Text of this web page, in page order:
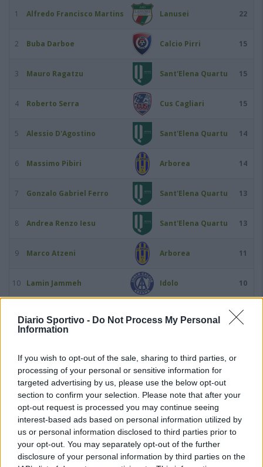
Diario Sportivo - Do Not Process My Personal
Information
If you wish to opt-out of the sale, sharing to third parties, or
processing of your personal or sensitive information for
targeted advertising by us, please use the below opt-out
section to confirm your selection. Please note that after your
opt-out request is processed you may continue seeing
interest-based ads based on personal information utilized by
us or personal information disclosed to third parties prior to
your opt-out. You may separately opt-out of the further
disclosure of your personal information by third parties on the
1 Alfredo Francisco Martins Lanusei 22
2 Buba Darboe Calcio Pirri 15
3 Mauro Ragatzu Sant'Elena Quartu 15
4 Roberto Serra Cus Cagliari 15
5 Alessio D'Agostino Sant'Elena Quartu 14
6 Massimo Pibiri Arborea 14
7 Gonzalo Gabriel Ferro Sant'Elena Quartu 13
8 Andrea Renzo Iesu Sant'Elena Quartu 13
9 Marco Atzeni Arborea 11
10 Lamin Jammeh Idolo 10
10
13 Nicolò Agostinelli Villacidrese
Fabio Argiolas Selargius
15 Erik Bottegal Idolo
16 Felipe Ferrari Tharros 9